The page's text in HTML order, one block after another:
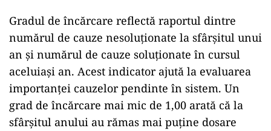
Gradul de încărcare reflectă raportul dintre
numărul de cauze nesoluționate la sfârșitul unui
an și numărul de cauze soluționate în cursul
aceluiași an. Acest indicator ajută la evaluarea
importanței cauzelor pendinte în sistem. Un
grad de încărcare mai mic de 1,00 arată că la
sfârșitul anului au rămas mai puține dosare